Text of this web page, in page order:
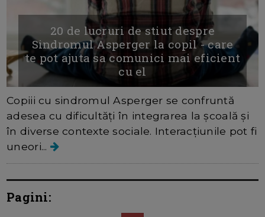
20 de lucruri de stiut despre
Sindromul Asperger la copil - care
te pot ajuta sa comunici mai eficient
cu el
Copiii cu sindromul Asperger se confruntă
adesea cu dificultăți în integrarea la școală și
în diverse contexte sociale. Interacțiunile pot fi
uneori...
Pagini: